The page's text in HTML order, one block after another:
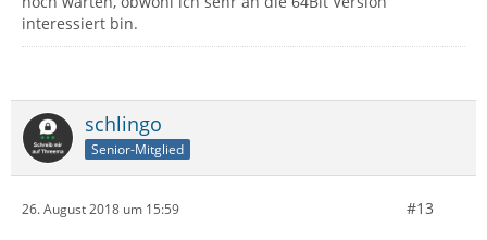
interessiert bin.
schlingo
Senior-Mitglied
26. August 2018 um 15:59 #13